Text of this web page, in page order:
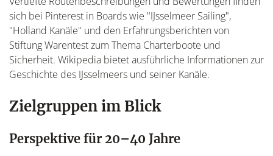
sich bei Pinterest in Boards wie "IJsselmeer Sailing",
"Holland Kanäle" und den Erfahrungsberichten von
Stiftung Warentest zum Thema Charterboote und
Sicherheit. Wikipedia bietet ausführliche Informationen zur
Geschichte des IJsselmeers und seiner Kanäle.
Zielgruppen im Blick
Perspektive für 20–40 Jahre